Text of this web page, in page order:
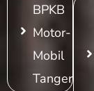
BPKB
Motor-
Mobil
Tangerang